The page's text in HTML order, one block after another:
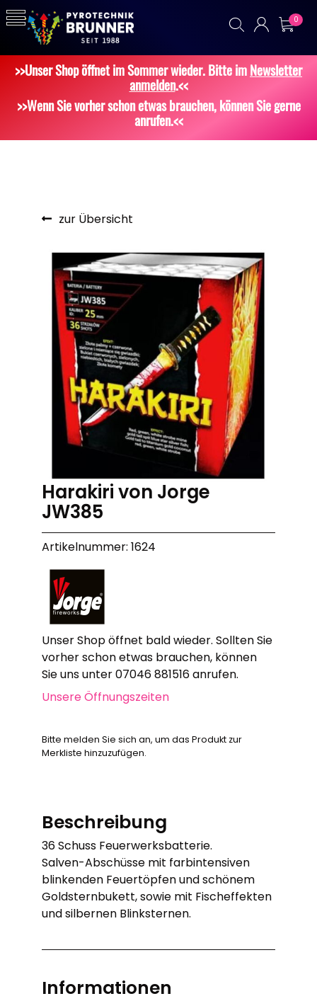
0
>>Unser Shop öffnet im Sommer wieder. Bitte imNewsletter
anmelden.<<
>>Wenn Sie vorher schon etwas brauchen, können Sie gerne
anrufen.<<
zur Übersicht
Harakiri von Jorge
JW385
Artikelnummer: 1624
Unser Shop öffnet bald wieder. Sollten Sie
vorher schon etwas brauchen, können
Sie uns unter 07046 881516 anrufen.
Unsere Öffnungszeiten
Bitte melden Sie sich an, um das Produkt zur
Merkliste hinzuzufügen.
Beschreibung
36 Schuss Feuerwerksbatterie.
Salven-Abschüsse mit farbintensiven
blinkenden Feuertöpfen und schönem
Goldsternbukett, sowie mit Fischeffekten
und silbernen Blinksternen.
Informationen